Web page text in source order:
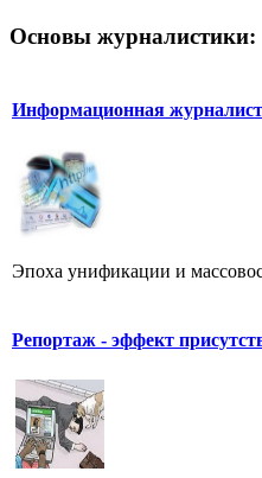
Основы журналистики:
Информационная
Эпоха унификации и
Репортаж - эффект